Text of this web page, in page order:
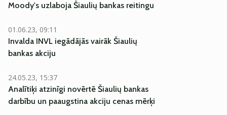
Moody's uzlaboja Šiaulių bankas reitingu
01.06.23, 09:11
Invalda INVL iegādājās vairāk Šiaulių
bankas akciju
24.05.23, 15:37
Analītiķi atzinīgi novērtē Šiaulių bankas
darbību un paaugstina akciju cenas mērķi